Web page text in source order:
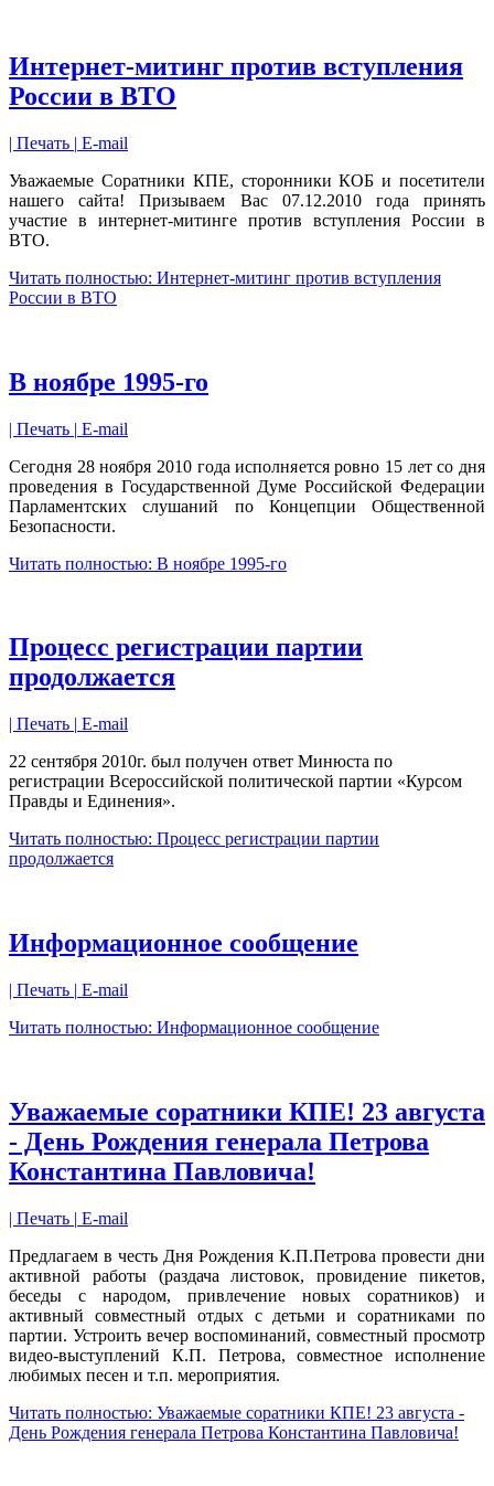
Интернет-митинг против вступления
России в ВТО
| Печать | E-mail
Уважаемые Соратники КПЕ, сторонники КОБ и посетители
нашего сайта! Призываем Вас 07.12.2010 года принять
участие в интернет-митинге против вступления России в
ВТО.
Читать полностью: Интернет-митинг против вступления
России в ВТО
В ноябре 1995-го
| Печать | E-mail
Сегодня 28 ноября 2010 года исполняется ровно 15 лет со дня
проведения в Государственной Думе Российской Федерации
Парламентских слушаний по Концепции Общественной
Безопасности.
Читать полностью: В ноябре 1995-го
Процесс регистрации партии
продолжается
| Печать | E-mail
22 сентября 2010г. был получен ответ Минюста по
регистрации Всероссийской политической партии «Курсом
Правды и Единения».
Читать полностью: Процесс регистрации партии
продолжается
Информационное сообщение
| Печать | E-mail
Читать полностью: Информационное сообщение
Уважаемые соратники КПЕ! 23 августа
- День Рождения генерала Петрова
Константина Павловича!
| Печать | E-mail
Предлагаем в честь Дня Рождения К.П.Петрова провести дни
активной работы (раздача листовок, провидение пикетов,
беседы с народом, привлечение новых соратников) и
активный совместный отдых с детьми и соратниками по
партии. Устроить вечер воспоминаний, совместный просмотр
видео-выступлений К.П. Петрова, совместное исполнение
любимых песен и т.п. мероприятия.
Читать полностью: Уважаемые соратники КПЕ! 23 августа -
День Рождения генерала Петрова Константина Павловича!